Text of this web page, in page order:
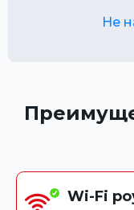
Не
Wi-Fi